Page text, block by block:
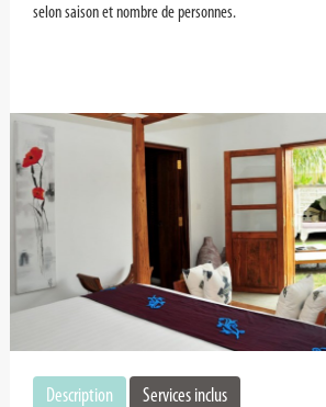
selon saison et nombre de personnes.
Description Services inclus